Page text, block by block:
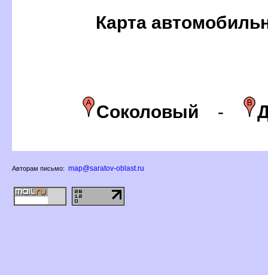
Карта
Соколовый -
Авторам письмо: map@saratov-oblast.ru